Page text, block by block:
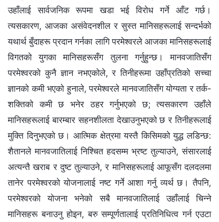
उहाँलाई सार्वजनिक रूपमा खडा भई विरोध गर्ने आँट गर्छ।
त्यसकारण, आजका असंवेदनशील र सुस्त मानिसहरूलाई सन्दर्भको
यथार्थ बुँदाहरू प्रदान गर्नका लागि परमेश्‍वरले आजका मानिसहरूलाई
विगतको युगका मानिसहरूसँग तुलना गर्नुहुन्छ। मानवजातिसँग
परमेश्‍वरको कुनै ज्ञान नभएकोले, र तिनीहरूमा उहाँप्रतिको सच्‍चा
ज्ञानको कमी भएको हुनाले, परमेश्‍वरले मानवजातिसँग योग्यता र तर्क-
शक्तिको कमी छ भनेर ठहर गर्नुभएको छ; त्यसकारण उहाँले
मानिसहरूलाई बारम्‍बार सहनशीलता देखाउनुभएको छ र तिनीहरूलाई
मुक्ति दिनुभएको छ। आत्मिक क्षेत्रमा यस्तै किसिमको युद्ध लडिन्छ:
शैतानले मानवजातिलाई निश्‍चित हदसम्‍म भ्रष्ट तुल्याउने, संसारलाई
अत्यन्तै खराब र दुष्ट तुल्याउने, र मानिसहरूलाई आफूसँग दलदलमा
तानेर परमेश्‍वरको योजनालाई नष्ट गर्ने आशा गर्नु व्यर्थ छ। तैपनि,
परमेश्‍वरको योजना भनेको सबै मानवजातिलाई उहाँलाई चिन्‍ने
मानिसहरू बनाउनु होइन, बरु सम्पूर्णतालाई प्रतिनिधित्व गर्न एउटा